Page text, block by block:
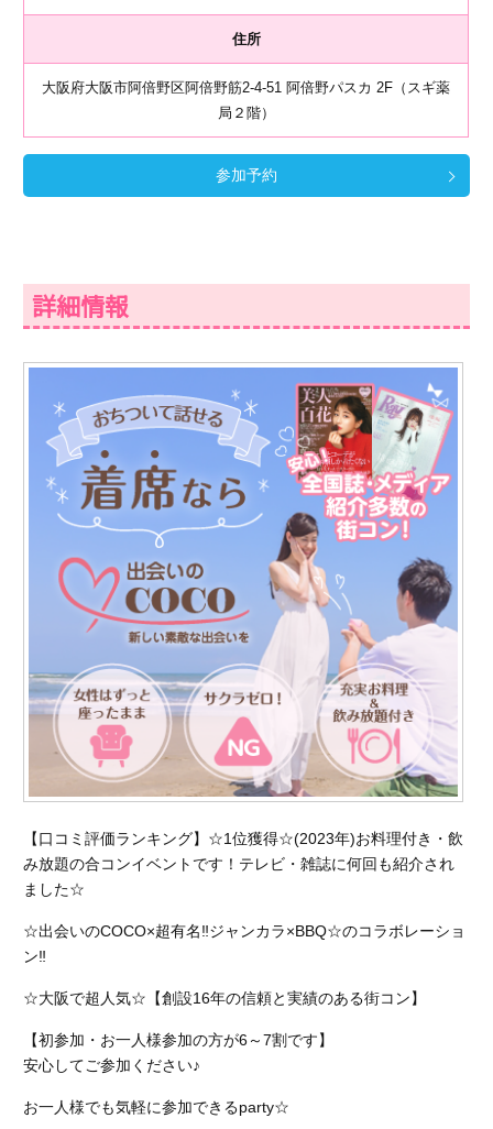
住所
大阪府大阪市阿倍野区阿倍野筋2-4-51 阿倍野パスカ 2F（スギ薬
局２階）
参加予約
詳細情報
【口コミ評価ランキング】☆1位獲得☆(2023年)お料理付き・飲
み放題の合コンイベントです！テレビ・雑誌に何回も紹介され
ました☆
☆出会いのCOCO×超有名‼︎ジャンカラ×BBQ☆のコラボレーショ
ン‼︎
☆大阪で超人気☆【創設16年の信頼と実績のある街コン】
【初参加・お一人様参加の方が6～7割です】
安心してご参加ください♪
お一人様でも気軽に参加できるparty☆